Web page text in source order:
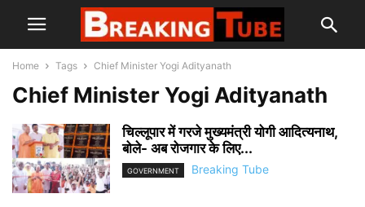
Home Tags Chief Minister Yogi Adityanath
Chief Minister Yogi Adityanath
चिल्लूपार में गरजे मुख्यमंत्री योगी आदित्यनाथ,
बोले- अब रोजगार के लिए...
GOVERNMENT Breaking Tube